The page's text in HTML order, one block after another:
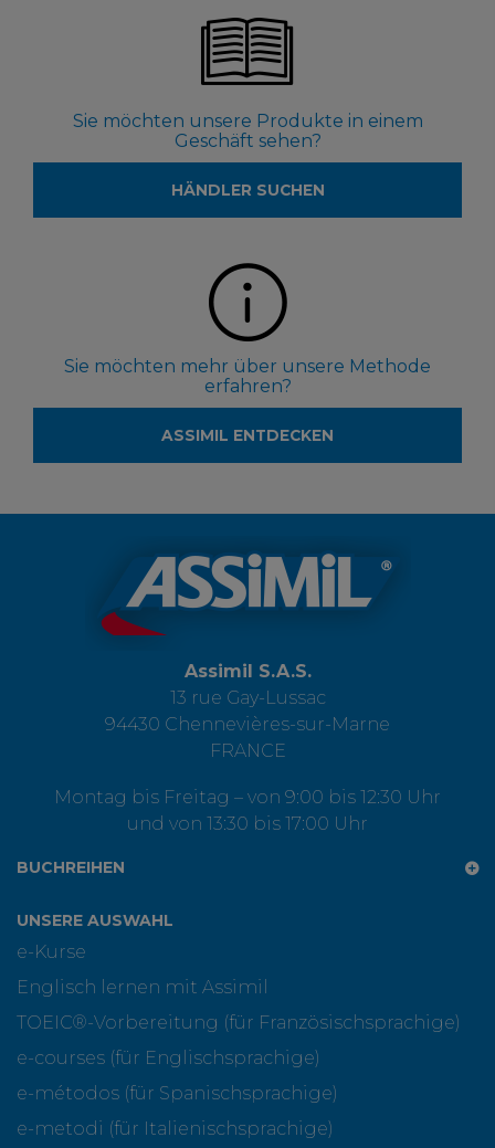
Sie möchten unsere Produkte in einem
Geschäft sehen?
HÄNDLER SUCHEN
Sie möchten mehr über unsere Methode
erfahren?
ASSIMIL ENTDECKEN
Assimil S.A.S.
13 rue Gay-Lussac
94430 Chennevières-sur-Marne
FRANCE
Montag bis Freitag – von 9:00 bis 12:30 Uhr
und von 13:30 bis 17:00 Uhr
BUCHREIHEN
UNSERE AUSWAHL
e-Kurse
Englisch lernen mit Assimil
TOEIC®-Vorbereitung (für Französischsprachige)
e-courses (für Englischsprachige)
e-métodos (für Spanischsprachige)
e-metodi (für Italienischsprachige)